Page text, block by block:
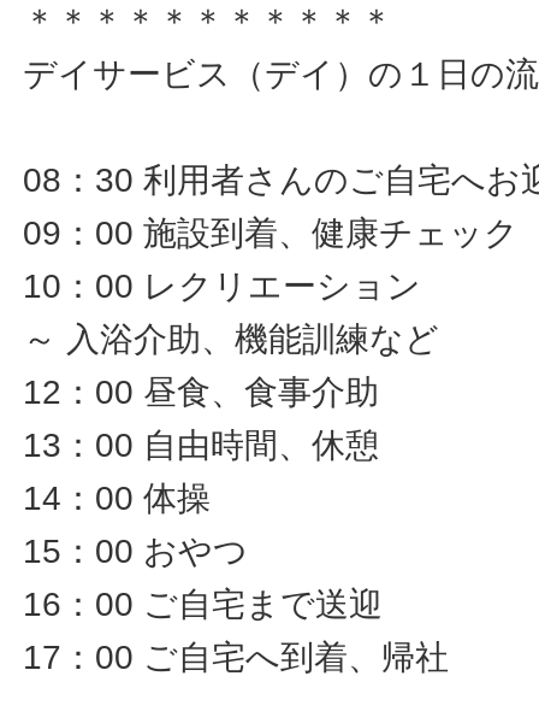
＊＊＊＊＊＊＊＊＊＊＊
デイサービス（デイ）の１日の
08：30 利用者さんのご自宅へお
09：00 施設到着、健康チェック
10：00 レクリエーション
～ 入浴介助、機能訓練など
12：00 昼食、食事介助
13：00 自由時間、休憩
14：00 体操
15：00 おやつ
16：00 ご自宅まで送迎
17：00 ご自宅へ到着、帰社